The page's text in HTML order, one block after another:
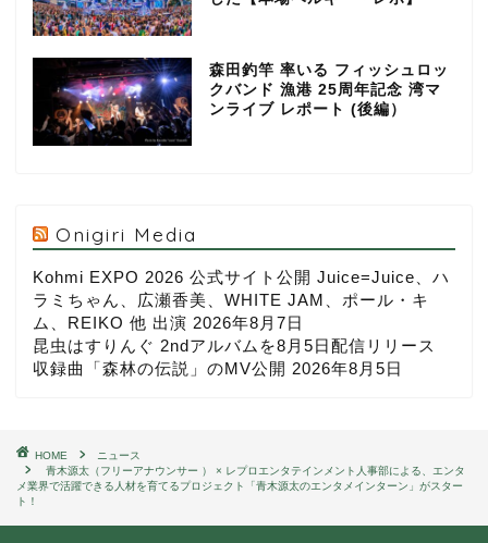
森田釣竿 率いる フィッシュロッ
クバンド 漁港 25周年記念 湾マ
ンライブ レポート (後編）
Onigiri Media
Kohmi EXPO 2026 公式サイト公開 Juice=Juice、ハ
ラミちゃん、広瀬香美、WHITE JAM、ポール・キ
ム、REIKO 他 出演 2026年8月7日
昆虫はすりんぐ 2ndアルバムを8月5日配信リリース
収録曲「森林の伝説」のMV公開 2026年8月5日
HOME
ニュース
青木源太（フリーアナウンサー ） × レプロエンタテインメント人事部による、エンタ
メ業界で活躍できる人材を育てるプロジェクト「青木源太のエンタメインターン」がスター
ト！